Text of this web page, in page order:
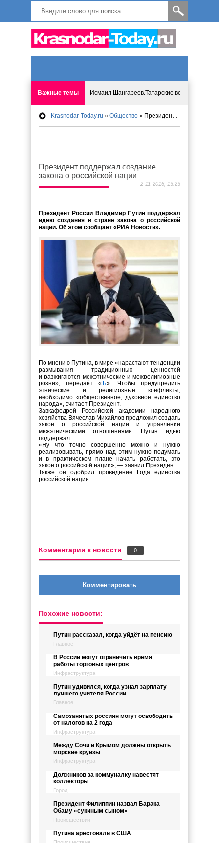
Важные темы Исмаил Шангареев.Татарские встречи на
Программа «Мир без слёз» впервые в Анапе:
Исмагил Шангареев. В поисках внутренней
Krasnodar-Today.ru » Общество » Президент поддержал создание закона о российской нации
Президент поддержал создание
закона о российской нации
2-11-2016, 13:23
Президент России Владимир Путин поддержал
идею создания в стране закона о российской
нации. Об этом сообщает «РИА Новости».
По мнению Путина, в мире «нарастают тенденции
размывания традиционных ценностей
и разжигаются межэтнические и межрелигиозные
розни», передаёт «Ъ». Чтобы предупредить
этнические и религиозные конфликты,
необходимо «общественное, духовное единство
народа», считает Президент.
Завкафедрой Российской академии народного
хозяйства Вячеслав Михайлов предложил создать
закон о российской нации и управлении
межэтническими отношениями. Путин идею
поддержал.
«Ну что точно совершенно можно и нужно
реализовывать, прямо над этим нужно подумать
и в практическом плане начать работать, это
закон о российской нации», — заявил Президент.
Также он одобрил проведение Года единства
российской нации.
Комментарии к новости 0
Комментировать
Похожие новости:
Путин рассказал, когда уйдёт на пенсию
Главное
В России могут ограничить время
работы торговых центров
Инфраструктура
Путин удивился, когда узнал зарплату
лучшего учителя России
Главное
Самозанятых россиян могут освободить
от налогов на 2 года
Инфраструктура
Между Сочи и Крымом должны открыть
морские круизы
Инфраструктура
Должников за коммуналку навестят
коллекторы
Город
Президент Филиппин назвал Барака
Обаму «сукиным сыном»
Происшествия
Путина арестовали в США